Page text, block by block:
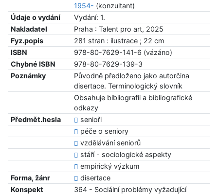
1954- (konzultant)
Údaje o vydání
Vydání: 1.
Nakladatel
Praha : Talent pro art, 2025
Fyz.popis
281 stran : ilustrace ; 22 cm
ISBN
978-80-7629-141-6 (vázáno)
Chybné ISBN
978-80-7629-139-3
Poznámky
Původně předloženo jako autorčina
disertace. Terminologický slovník
Obsahuje bibliografii a bibliografické
odkazy
Předmět.hesla
senioři
péče o seniory
vzdělávání seniorů
stáří - sociologické aspekty
empirický výzkum
Forma, žánr
disertace
Konspekt
364 - Sociální problémy vyžadující